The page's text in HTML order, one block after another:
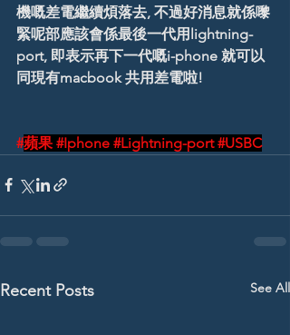
機嘅差電繼續煩落去, 不過好消息就係嚟
緊呢部應該會係最後一代用lightning-
port, 即表示再下一代嘅i-phone 就可以
同現有macbook 共用差電啦!
#蘋果 #Iphone #Lightning-port #USBC
Recent Posts See All